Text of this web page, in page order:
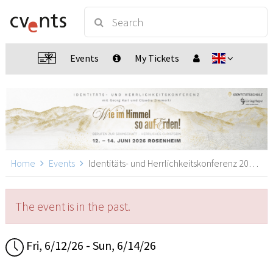
Events My Tickets
Home Events Identitäts- und Herrlichkeitskonferenz 2026, Rosenheim
The event is in the past.
Fri, 6/12/26 - Sun, 6/14/26